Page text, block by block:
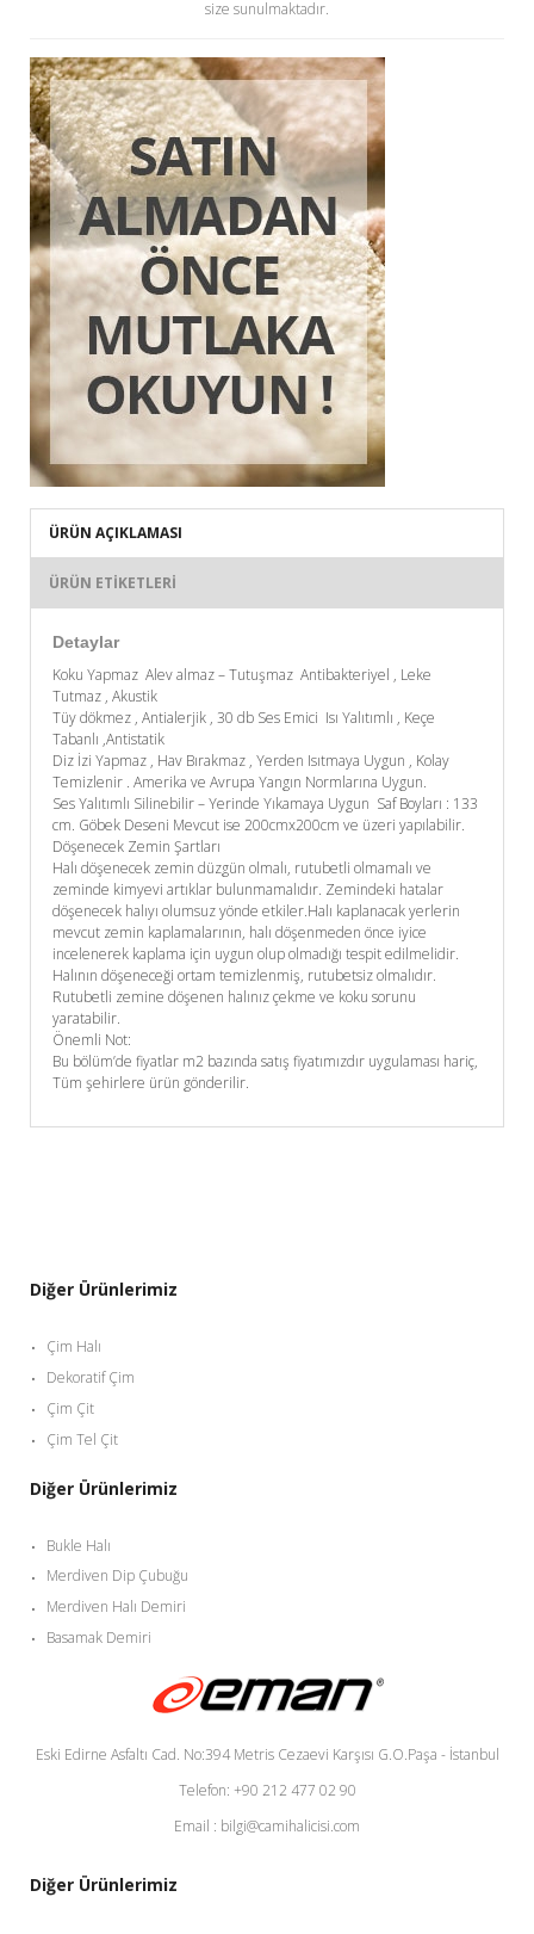
size sunulmaktadır.
ÜRÜN AÇIKLAMASI
ÜRÜN ETIKETLERI
Detaylar
Koku Yapmaz Alev almaz – Tutuşmaz Antibakteriyel , Leke
Tutmaz , Akustik
Tüy dökmez , Antialerjik , 30 db Ses Emici Isı Yalıtımlı , Keçe
Tabanlı ,Antistatik
Diz İzi Yapmaz , Hav Bırakmaz , Yerden Isıtmaya Uygun , Kolay
Temizlenir . Amerika ve Avrupa Yangın Normlarına Uygun.
Ses Yalıtımlı Silinebilir – Yerinde Yıkamaya Uygun Saf Boyları : 133
cm. Göbek Deseni Mevcut ise 200cmx200cm ve üzeri yapılabilir.
Döşenecek Zemin Şartları
Halı döşenecek zemin düzgün olmalı, rutubetli olmamalı ve
zeminde kimyevi artıklar bulunmamalıdır. Zemindeki hatalar
döşenecek halıyı olumsuz yönde etkiler.Halı kaplanacak yerlerin
mevcut zemin kaplamalarının, halı döşenmeden önce iyice
incelenerek kaplama için uygun olup olmadığı tespit edilmelidir.
Halının döşeneceği ortam temizlenmiş, rutubetsiz olmalıdır.
Rutubetli zemine döşenen halınız çekme ve koku sorunu
yaratabilir.
Önemli Not:
Bu bölüm’de fiyatlar m2 bazında satış fiyatımızdır uygulaması hariç,
Tüm şehirlere ürün gönderilir.
Diğer Ürünlerimiz
Çim Halı
Dekoratif Çim
Çim Çit
Çim Tel Çit
Diğer Ürünlerimiz
Bukle Halı
Merdiven Dip Çubuğu
Merdiven Halı Demiri
Basamak Demiri
Eski Edirne Asfaltı Cad. No:394 Metris Cezaevi Karşısı G.O.Paşa - İstanbul
Telefon: +90 212 477 02 90
Email : bilgi@camihalicisi.com
Diğer Ürünlerimiz